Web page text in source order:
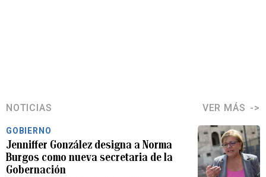
NOTICIAS VER MÁS
GOBIERNO
Jenniffer González designa a Norma
Burgos como nueva secretaria de la
Gobernación